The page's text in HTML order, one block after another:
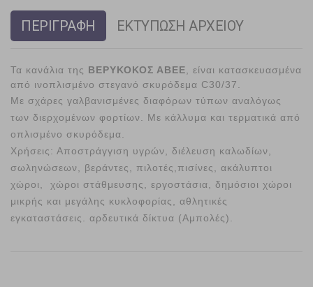
ΠΕΡΙΓΡΑΦΗ ΕΚΤΥΠΩΣΗ ΑΡΧΕΙΟΥ
Τα κανάλια της ΒΕΡΥΚΟΚΟΣ ΑΒΕΕ , είναι κατασκευασμένα
από ινοπλισμένο στεγανό σκυρόδεμα C30/37.
Με σχάρες γαλβανισμένες διαφόρων τύπων αναλόγως
των διερχομένων φορτίων. Με κάλλυμα και τερματικά από
οπλισμένο σκυρόδεμα.
Χρήσεις: Αποστράγγιση υγρών, διέλευση καλωδίων,
σωληνώσεων, βεράντες, πιλοτές,πισίνες, ακάλυπτοι
χώροι, χώροι στάθμευσης, εργοστάσια, δημόσιοι χώροι
μικρής και μεγάλης κυκλοφορίας, αθλητικές
εγκαταστάσεις. αρδευτικά δίκτυα (Αμπολές).